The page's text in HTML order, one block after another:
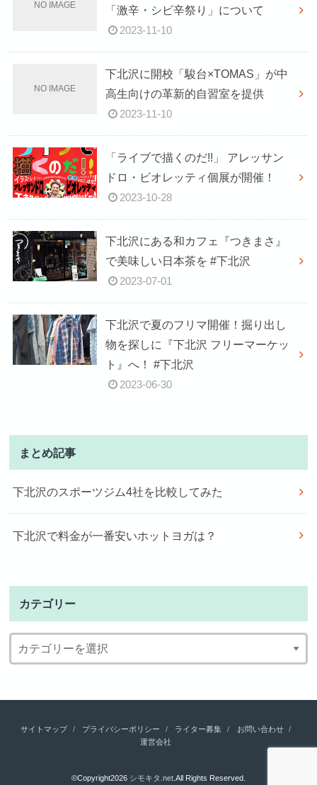
「激辛・シビ辛祭り」について
2023-11-10
下北沢に開校「駿台×TOMAS」が中
高生向けの革新的自習室を提供
2023-11-10
「ライブで描くのだ!!」 アレッサン
ドロ・ビオレッティ個展が開催！
2023-10-28
下北沢にある和カフェ『つきまさ』
で美味しい日本茶を #下北沢
2023-07-01
下北沢で夏のフリマ開催！掘り出し
物を探しに『下北沢 フリーマーケッ
ト』へ！ #下北沢
2023-06-30
まとめ記事
下北沢のスポーツジム4社を比較してみた
下北沢で料金が一番安いホットヨガは？
カテゴリー
サイトマップ プライバシーポリシー ライター募集
お問い合わせ
運営会社
©Copyright2026 シモキタ.net.All Rights Reserved.